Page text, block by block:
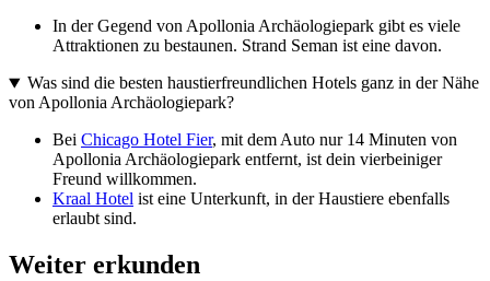
In der Gegend von Apollonia Archäologiepark gibt es viele
Attraktionen zu bestaunen. Strand Seman ist eine davon.
Was sind die besten haustierfreundlichen Hotels ganz in der Nähe
von Apollonia Archäologiepark?
Bei Chicago Hotel Fier, mit dem Auto nur 14 Minuten von
Apollonia Archäologiepark entfernt, ist dein vierbeiniger
Freund willkommen.
Kraal Hotel ist eine Unterkunft, in der Haustiere ebenfalls
erlaubt sind.
Weiter erkunden